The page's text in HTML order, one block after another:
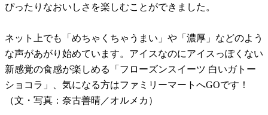
ぴったりなおいしさを楽しむことができました。
ネット上でも「めちゃくちゃうまい」や「濃厚」などのよう
な声があがり始めています。アイスなのにアイスっぽくない
新感覚の食感が楽しめる「フローズンスイーツ 白いガトー
ショコラ」、気になる方はファミリーマートへGOです！
（文・写真：奈古善晴／オルメカ）